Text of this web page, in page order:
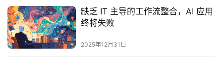
缺乏 IT 主导的工作流整合，AI 应用
终将失败
2025年12月31日